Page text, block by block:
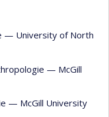
— University of North
— McGill
— McGill University